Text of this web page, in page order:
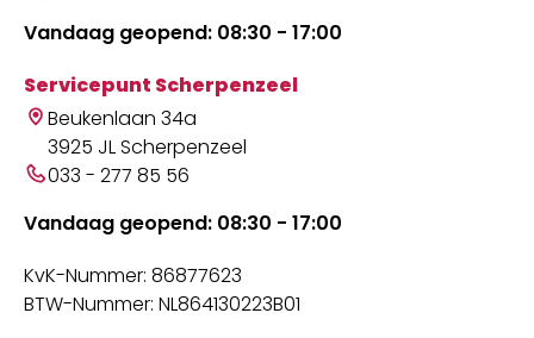
Vandaag geopend: 08:30 - 17:00
Servicepunt Scherpenzeel
Beukenlaan 34a
3925 JL Scherpenzeel
033 - 277 85 56
Vandaag geopend: 08:30 - 17:00
KvK-Nummer: 86877623
BTW-Nummer: NL864130223B01